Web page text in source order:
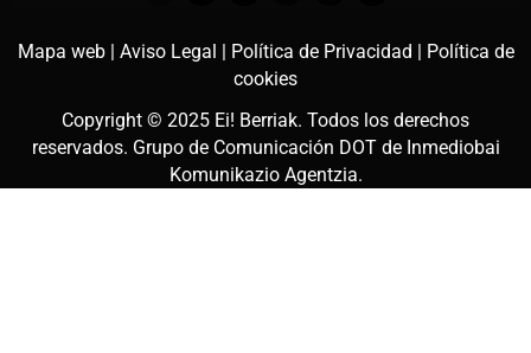
Mapa web | Aviso Legal | Política de Privacidad | Política de
cookies
Copyright © 2025 Ei! Berriak. Todos los derechos
reservados. Grupo de Comunicación DOT de Inmediobai
Komunikazio Agentzia.